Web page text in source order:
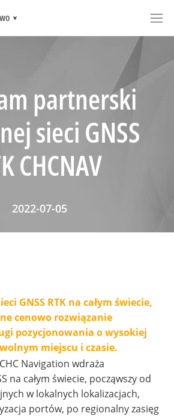
partnerski
sieci GNSS
CHCNAV
2022-07-05
GNSS RTK na całym świecie,
cenowo rozwiązanie
pozycjonowania o wysokiej
miejscu i czasie.
Navigation wdraża
na całym świecie, począwszy od
w lokalnych lokalizacjach,
portów, po regionalny zasięg